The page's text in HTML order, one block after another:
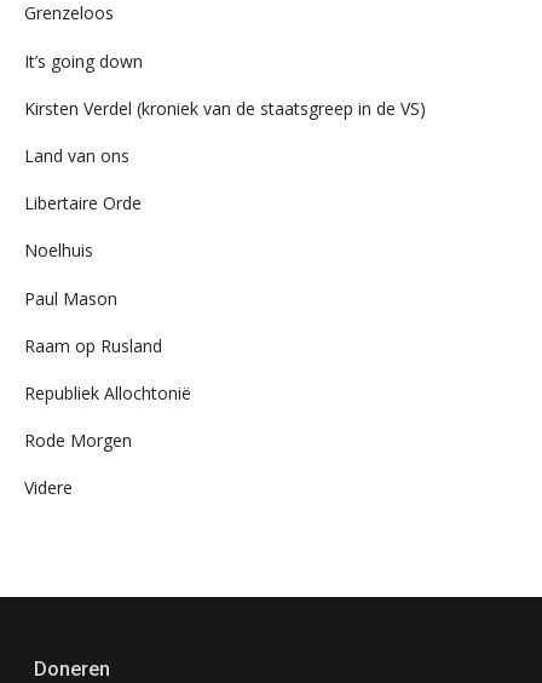
Grenzeloos
It’s going down
Kirsten Verdel (kroniek van de staatsgreep in de VS)
Land van ons
Libertaire Orde
Noelhuis
Paul Mason
Raam op Rusland
Republiek Allochtonië
Rode Morgen
Videre
Doneren